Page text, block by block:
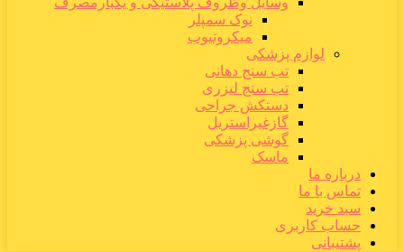
نوک سمپلر
میکروتیوب
لوازم پزشکی
تب سنج دهانی
تب سنج لیزری
دستکش جراحی
گازغیراستریل
گوشی پزشکی
ماسک
درباره ما
تماس با ما
سبد خرید
حساب کاربری
پشتیبانی